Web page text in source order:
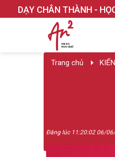
DẠY CHÂN THÀNH -
Trang chủ
Đăng lúc 11:20:02 06/